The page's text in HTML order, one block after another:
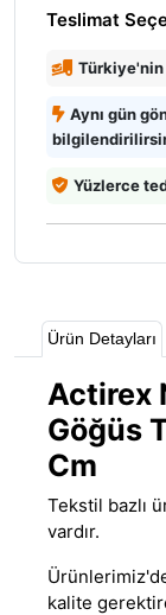
Teslimat
Türkiye'nin
Aynı gün
Yüzlerce
Ürün Detayları
Actirex
Göğüs
Cm
Tekstil bazlı
vardır.
kalite